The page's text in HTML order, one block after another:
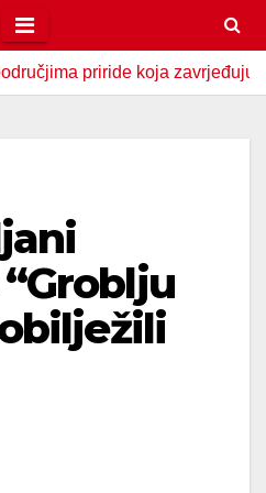
priride koja zavrjeđuju zaštitu